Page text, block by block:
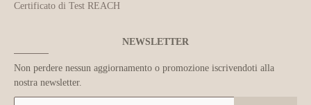
Certificato di Test REACH
NEWSLETTER
Non perdere nessun aggiornamento o promozione iscrivendoti alla
nostra newsletter.